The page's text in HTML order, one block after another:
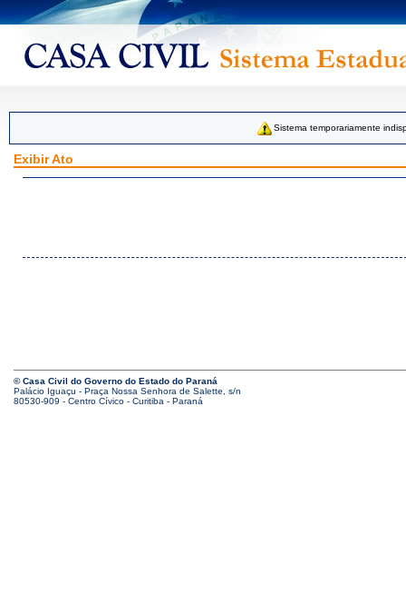
Sistema temporariamente
Exibir Ato
© Casa Civil do Governo do Estado do Paraná
Palácio Iguaçu - Praça Nossa Senhora de Salette, s/n
80530-909 - Centro Cívico - Curitiba - Paraná